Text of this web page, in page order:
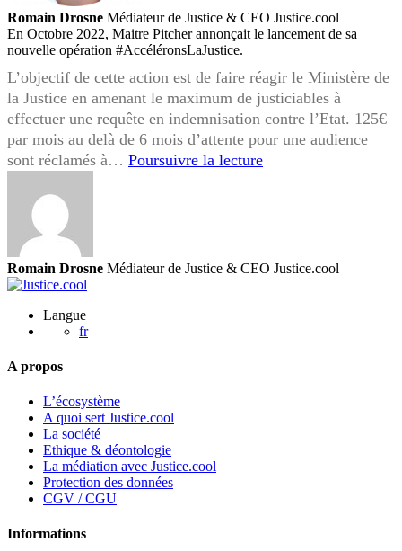
Romain Drosne Médiateur de Justice & CEO Justice.cool
En Octobre 2022, Maitre Pitcher annonçait le lancement de sa
nouvelle opération #AccéléronsLaJustice.
L’objectif de cette action est de faire réagir le Ministère de
la Justice en amenant le maximum de justiciables à
effectuer une requête en indemnisation contre l’Etat. 125€
par mois au delà de 6 mois d’attente pour une audience
sont réclamés à… Poursuivre la lectureL’opération
et
Romain Drosne Médiateur de Justice & CEO Justice.cool
Langue
fr
A propos
L’écosystème
A quoi sert Justice.cool
La société
Ethique & déontologie
La médiation avec Justice.cool
Protection des données
CGV / CGU
Informations